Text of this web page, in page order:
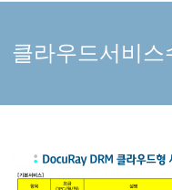
클라우드서비스